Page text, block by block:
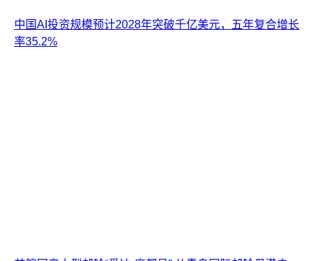
中国AI投资规模预计2028年突破千亿美元，五年复合增长
率35.2%